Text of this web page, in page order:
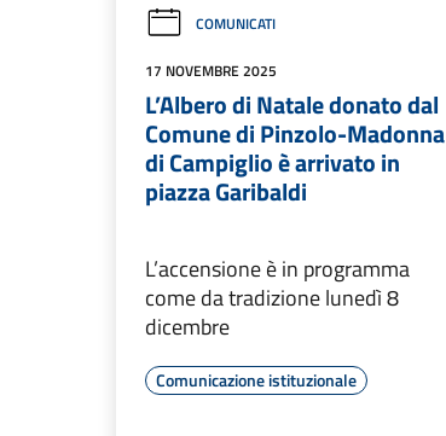
COMUNICATI
17 NOVEMBRE 2025
L’Albero di Natale donato dal
Comune di Pinzolo-Madonna
di Campiglio è arrivato in
piazza Garibaldi
L’accensione è in programma
come da tradizione lunedì 8
dicembre
Comunicazione istituzionale